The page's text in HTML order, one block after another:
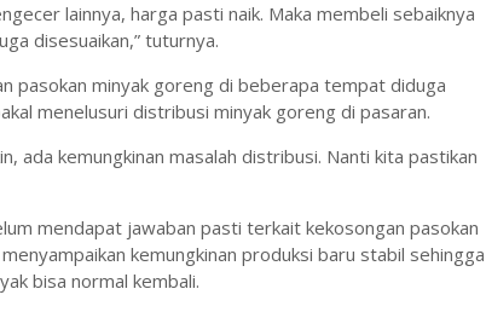
lainnya, harga pasti naik. Maka membeli sebaiknya
disesuaikan,” tuturnya.
pasokan minyak goreng di beberapa tempat diduga
menelusuri distribusi minyak goreng di pasaran.
ada kemungkinan masalah distribusi. Nanti kita pastikan
mendapat jawaban pasti terkait kekosongan pasokan
kemungkinan produksi baru stabil sehingga
bisa normal kembali.